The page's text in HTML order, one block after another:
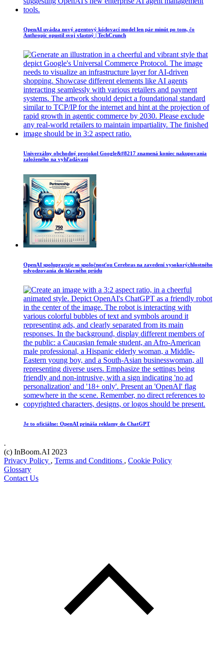
OpenAI uvádza nový agentový kódovací model len pár minút po tom, čo
Anthropic opustil svoj vlastný | TechCrunch
Univerzálny obchodný protokol Google&#8217 znamená koniec nakupovania
založeného na vyhľadávaní
OpenAI spolupracuje so spoločnosťou Cerebras na zavedení vysokorýchlostného
odvodzovania do hlavného prúdu
Je to oficiálne: OpenAI prináša reklamy do ChatGPT
.
(c) InBoom.AI 2023
Privacy Policy , Terms and Conditions , Cookie Policy
Glossary
Contact Us